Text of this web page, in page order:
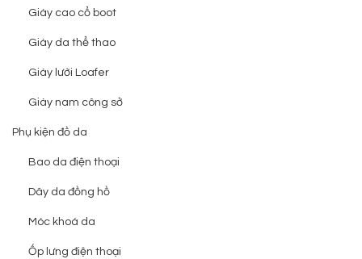
Giày cao cổ boot
Giày da thể thao
Giày lười Loafer
Giày nam công sở
Phụ kiện đồ da
Bao da điện thoại
Dây da đồng hồ
Móc khoá da
Ốp lưng điện thoại